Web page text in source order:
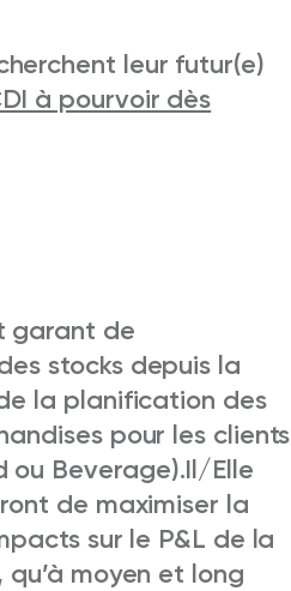
leur futur(e)
à pourvoir dès
garant de
stocks depuis la
la planification des
pour les clients
ou Beverage).Il/Elle
de maximiser la
sur le P&L de la
qu’à moyen et long